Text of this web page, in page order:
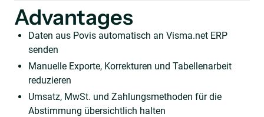
Advantages
Daten aus Povis automatisch an Visma.net ERP
senden
Manuelle Exporte, Korrekturen und Tabellenarbeit
reduzieren
Umsatz, MwSt. und Zahlungsmethoden für die
Abstimmung übersichtlich halten